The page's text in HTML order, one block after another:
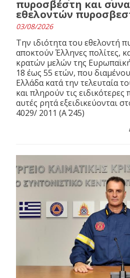
πυροσβέστη και
εθελοντών
03/08/2026
Την ιδιότητα του εθελοντή
αποκτούν Έλληνες πολίτες,
κρατών μελών της
18 έως 55 ετών, που
Ελλάδα κατά την τελευταία
και πληρούν τις
αυτές ρητά εξειδικεύονται
4029/ 2011 (Α΄ 245)